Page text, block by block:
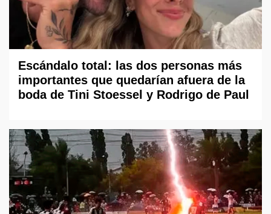
Escándalo total: las dos personas más
importantes que quedarían afuera de la
boda de Tini Stoessel y Rodrigo de Paul